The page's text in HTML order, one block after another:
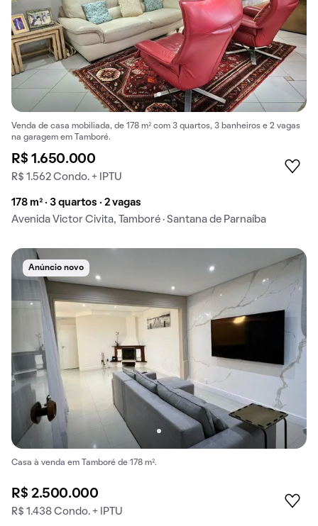
Venda de casa mobiliada, de 178 m² com 3 quartos, 3 banheiros e 2 vagas
na garagem em Tamboré.
R$ 1.650.000
R$ 1.562 Condo. + IPTU
178 m² · 3 quartos · 2 vagas
Avenida Victor Civita, Tamboré · Santana de Parnaíba
Anúncio novo
Casa à venda em Tamboré de 178 m².
R$ 2.500.000
R$ 1.438 Condo. + IPTU